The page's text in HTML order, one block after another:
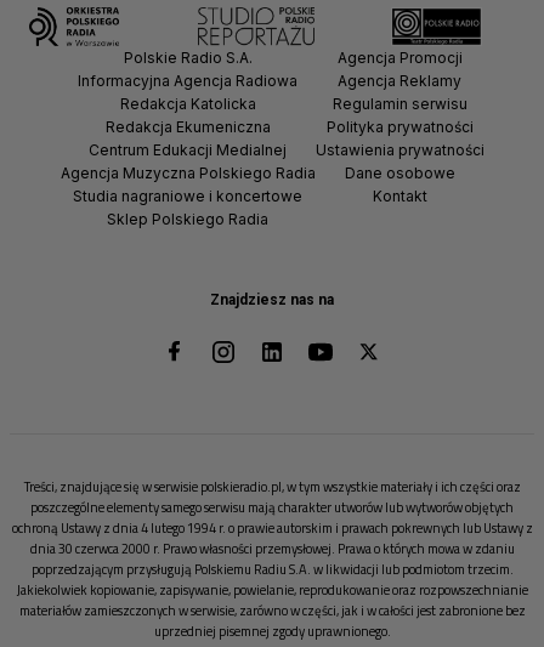
Znajdziesz nas na
Polskie Radio S.A.
Informacyjna Agencja Radiowa
Redakcja Katolicka
Redakcja Ekumeniczna
Centrum Edukacji Medialnej
Agencja Muzyczna Polskiego Radia
Studia nagraniowe i koncertowe
Sklep Polskiego Radia
Agencja Promocji
Agencja Reklamy
Regulamin serwisu
Polityka prywatności
Ustawienia prywatności
Dane osobowe
Kontakt
Treści, znajdujące się w serwisie polskieradio.pl, w tym wszystkie materiały i ich części oraz
poszczególne elementy samego serwisu mają charakter utworów lub wytworów objętych
ochroną Ustawy z dnia 4 lutego 1994 r. o prawie autorskim i prawach pokrewnych lub Ustawy z
dnia 30 czerwca 2000 r. Prawo własności przemysłowej. Prawa o których mowa w zdaniu
poprzedzającym przysługują Polskiemu Radiu S.A. w likwidacji lub podmiotom trzecim.
Jakiekolwiek kopiowanie, zapisywanie, powielanie, reprodukowanie oraz rozpowszechnianie
materiałów zamieszczonych w serwisie, zarówno w części, jak i w całości jest zabronione bez
uprzedniej pisemnej zgody uprawnionego.